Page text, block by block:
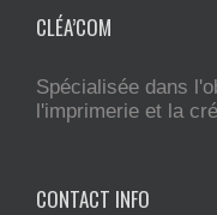
CLÉA’COM
Spécialisée dans
l'imprimerie et la
CONTACT INFO